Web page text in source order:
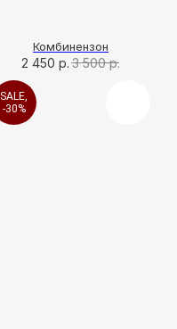
Комбинензон
2 450 р. 3 500 р.
SALE,
-30%